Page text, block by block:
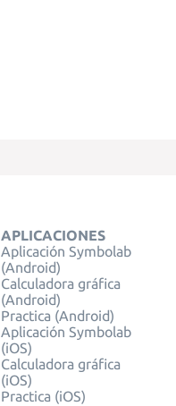
APLICACIONES
Aplicación Symbolab
(Android)
Calculadora gráfica
(Android)
Practica (Android)
Aplicación Symbolab
(iOS)
Calculadora gráfica
(iOS)
Practica (iOS)